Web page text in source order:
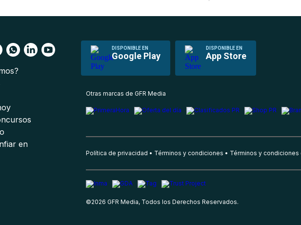
DISPONIBLE EN
Google Play
DISPONIBLE EN
App Store
en
Otras marcas de GFR Media
Política de privacidad Términos y condiciones Términos y
©2026 GFR Media, Todos los Derechos Reservados.